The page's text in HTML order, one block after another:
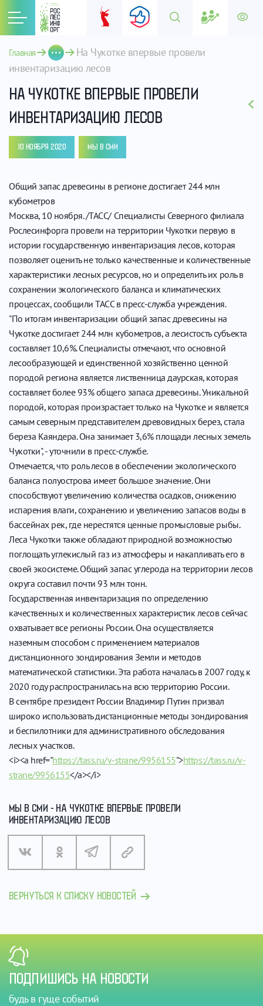
Главная
На Чукотке впервые провели
инвентаризацию лесов
НА ЧУКОТКЕ ВПЕРВЫЕ ПРОВЕЛИ
ИНВЕНТАРИЗАЦИЮ ЛЕСОВ
10 НОЯБРЯ 2020 МЫ В СМИ
Общий запас древесины в регионе достигает 244 млн
кубометров
Москва, 10 ноября. /ТАСС/ Специалисты Северного филиала
Рослесинфорга провели на территории Чукотки первую в
истории государственную инвентаризация лесов, которая
позволяет оценить не только качественные и количественные
характеристики лесных ресурсов, но и определить их роль в
сохранении экологического баланса и климатических
процессах, сообщили ТАСС в пресс-служба учреждения.
"По итогам инвентаризации общий запас древесины на
Чукотке достигает 244 млн кубометров, а лесистость субъекта
составляет 10,6%. Специалисты отмечают, что основной
лесообразующей и единственной хозяйственно ценной
породой региона является лиственница даурская, которая
составляет более 93% общего запаса древесины. Уникальной
породой, которая произрастает только на Чукотке и является
самым северным представителем древовидных берез, стала
береза Каяндера. Она занимает 3,6% площади лесных земель
Чукотки", - уточнили в пресс-службе.
Отмечается, что роль лесов в обеспечении экологического
баланса полуострова имеет большое значение. Они
способствуют увеличению количества осадков, снижению
испарения влаги, сохранению и увеличению запасов воды в
бассейнах рек, где нерестятся ценные промысловые рыбы.
Леса Чукотки также обладают природной возможностью
поглощать углекислый газ из атмосферы и накапливать его в
своей экосистеме. Общий запас углерода на территории лесов
округа составил почти 93 млн тонн.
Государственная инвентаризация по определению
качественных и количественных характеристик лесов сейчас
охватывает все регионы России. Она осуществляется
наземным способом с применением материалов
дистанционного зондирования Земли и методов
математической статистики. Эта работа началась в 2007 году, к
2020 году распространилась на всю территорию России.
В сентябре президент России Владимир Путин призвал
широко использовать дистанционные методы зондирования
и беспилотники для административного обследования
лесных участков.
<i><a href="https://tass.ru/v-strane/9956155">https://tass.ru/v-
strane/9956155</a></i>
МЫ В СМИ - НА ЧУКОТКЕ ВПЕРВЫЕ ПРОВЕЛИ
ИНВЕНТАРИЗАЦИЮ ЛЕСОВ
ВЕРНУТЬСЯ К СПИСКУ НОВОСТЕЙ
ПОДПИШИСЬ НА НОВОСТИ
будь в гуще событий